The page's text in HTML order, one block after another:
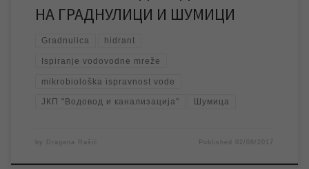
НА ГРАДНУЛИЦИ И ШУМИЦИ
Gradnulica hidrant
Ispiranje vodovodne mreže
mikrobiološka ispravnost vode
ЈКП "Водовод и канализација" Шумица
by Dragana Rašić Published 02/08/2017